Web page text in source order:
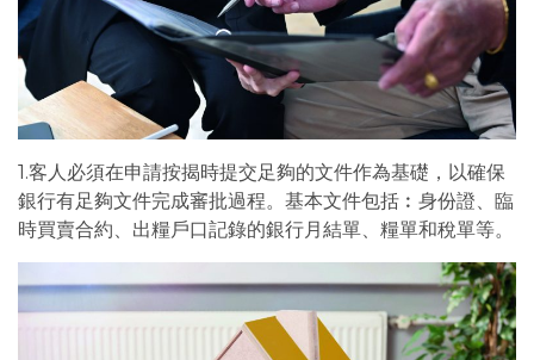
1.客人必須在申請按揭時提交足夠的文件作為基礎，以確保
銀行有足夠文件完成審批過程。基本文件包括︰身份證、臨
時買賣合約、出糧戶口記錄的銀行月結單、糧單和稅單等。